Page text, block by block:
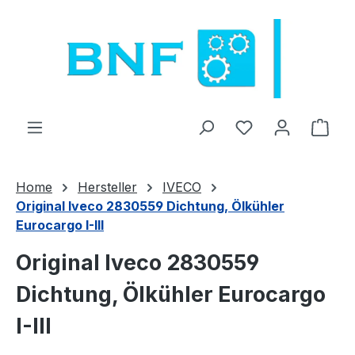
Du hast 0
Home Hersteller
IVECO
Original Iveco 2830559 Dichtung, Ölkühler
Eurocargo I-III
Original Iveco 2830559
Dichtung, Ölkühler Eurocargo
I-III